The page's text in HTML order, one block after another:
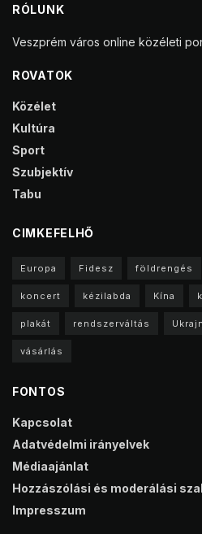
RÓLUNK
Veszprém város online közéleti
ROVATOK
Közélet
Kultúra
Sport
Szubjektív
Tabu
CIMKEFELHŐ
Europa Fidesz földrengés
koncert kézilabda Kína
plakát rendszerváltás
vásárlás
FONTOS
Kapcsolat
Adatvédelmi irányelvek
Médiaajánlat
Hozzászólási és moderálási
Impresszum